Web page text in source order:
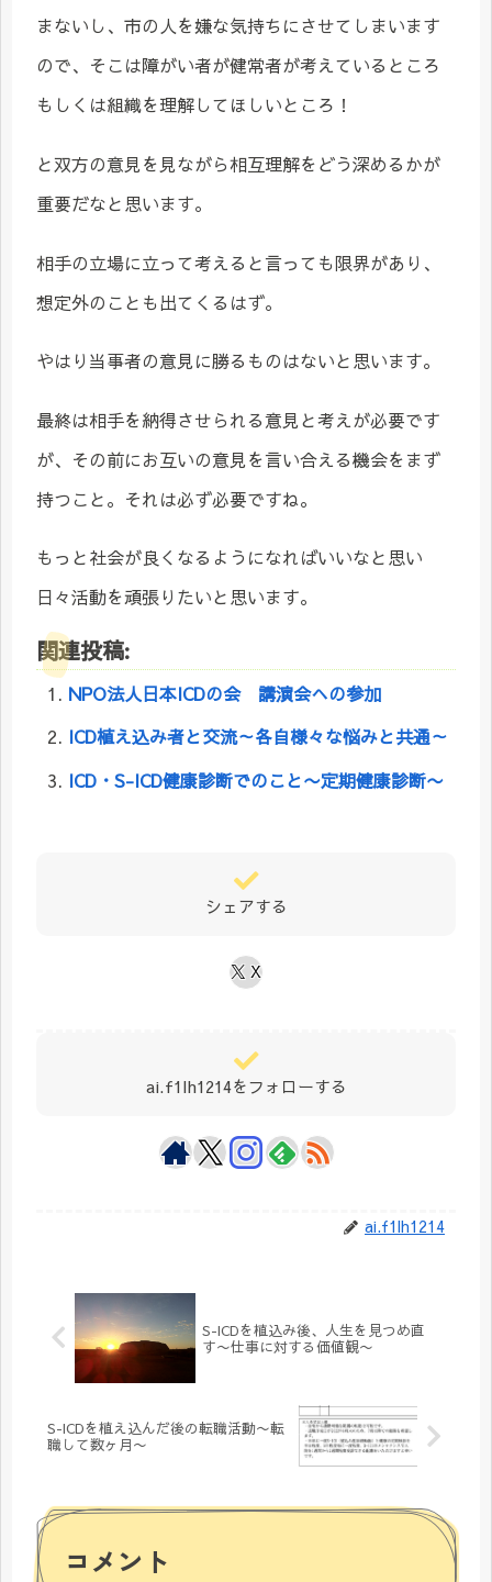
まないし、市の人を嫌な気持ちにさせてしまいます
ので、そこは障がい者が健常者が考えているところ
もしくは組織を理解してほしいところ！
と双方の意見を見ながら相互理解をどう深めるかが
重要だなと思います。
相手の立場に立って考えると言っても限界があり、
想定外のことも出てくるはず。
やはり当事者の意見に勝るものはないと思います。
最終は相手を納得させられる意見と考えが必要です
が、その前にお互いの意見を言い合える機会をまず
持つこと。それは必ず必要ですね。
もっと社会が良くなるようになればいいなと思い
日々活動を頑張りたいと思います。
関連投稿:
NPO法人日本ICDの会 講演会への参加
ICD植え込み者と交流～各自様々な悩みと共通～
ICD・S-ICD健康診断でのこと〜定期健康診断〜
シェアする
X
ai.f1lh1214をフォローする
ai.f1lh1214
S-ICDを植込み後、人生を見つめ直
す〜仕事に対する価値観〜
S-ICDを植え込んだ後の転職活動〜転
職して数ヶ月〜
コメント